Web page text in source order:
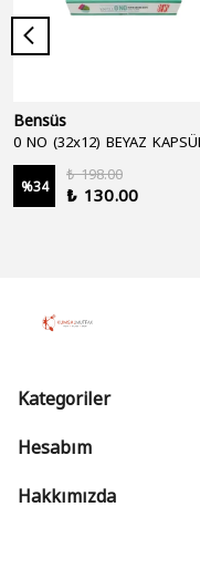
Bensüs
%34
₺ 198.00
₺ 130.00
Kategoriler
Hesabım
Hakkımızda